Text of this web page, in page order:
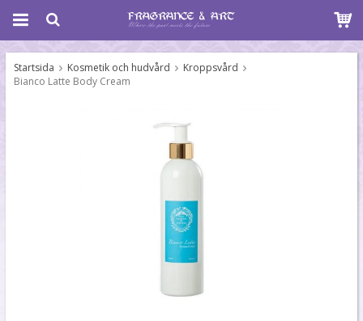
Startsida Kosmetik och hudvård
Kroppsvård
Bianco Latte Body Cream